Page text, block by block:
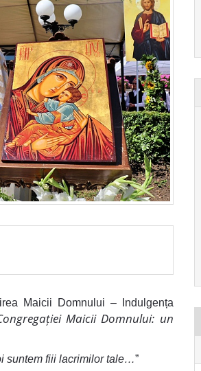
Maicii Domnului – Indulgența
Maicii Domnului: un
suntem fiii lacrimilor tale…”